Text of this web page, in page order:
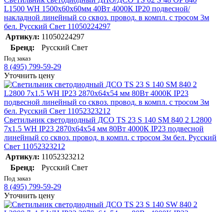
L1500 WH 1500х60х60мм 40Вт 4000К IP20 подвесной/
накладной линейный со сквоз. провод. в компл. с тросом 3м
бел. Русский Свет 11050224297
Артикул: 11050224297
Бренд:
Русский Свет
Под заказ
8 (495) 799-59-29
Уточнить цену
Светильник светодиодный ДСО TS 23 S 140 SM 840 2 L2800
7x1.5 WH IP23 2870х64х54 мм 80Вт 4000К IP23 подвесной
линейный со сквоз. провод. в компл. с тросом 3м бел. Русский
Свет 11052323212
Артикул: 11052323212
Бренд:
Русский Свет
Под заказ
8 (495) 799-59-29
Уточнить цену